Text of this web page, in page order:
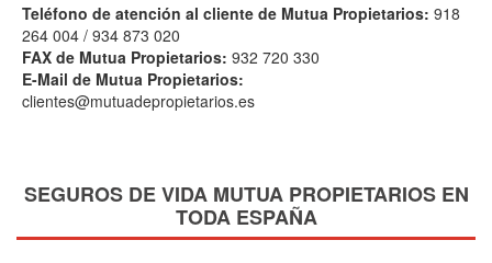
Teléfono de atención al cliente de Mutua Propietarios: 918
264 004 / 934 873 020
FAX de Mutua Propietarios: 932 720 330
E-Mail de Mutua Propietarios:
clientes@mutuadepropietarios.es
SEGUROS DE VIDA MUTUA PROPIETARIOS EN
TODA ESPAÑA